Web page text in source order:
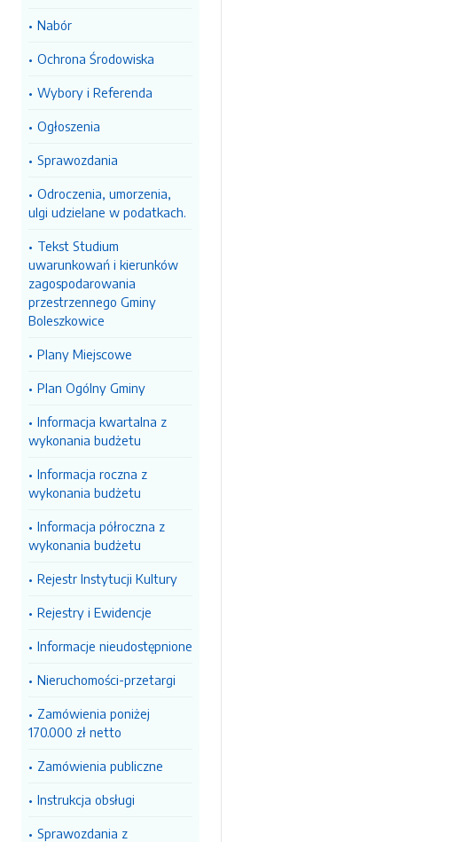
Nabór
Ochrona Środowiska
Wybory i Referenda
Ogłoszenia
Sprawozdania
Odroczenia, umorzenia,
ulgi udzielane w podatkach.
Tekst Studium
uwarunkowań i kierunków
zagospodarowania
przestrzennego Gminy
Boleszkowice
Plany Miejscowe
Plan Ogólny Gminy
Informacja kwartalna z
wykonania budżetu
Informacja roczna z
wykonania budżetu
Informacja półroczna z
wykonania budżetu
Rejestr Instytucji Kultury
Rejestry i Ewidencje
Informacje nieudostępnione
Nieruchomości-przetargi
Zamówienia poniżej
170.000 zł netto
Zamówienia publiczne
Instrukcja obsługi
Sprawozdania z